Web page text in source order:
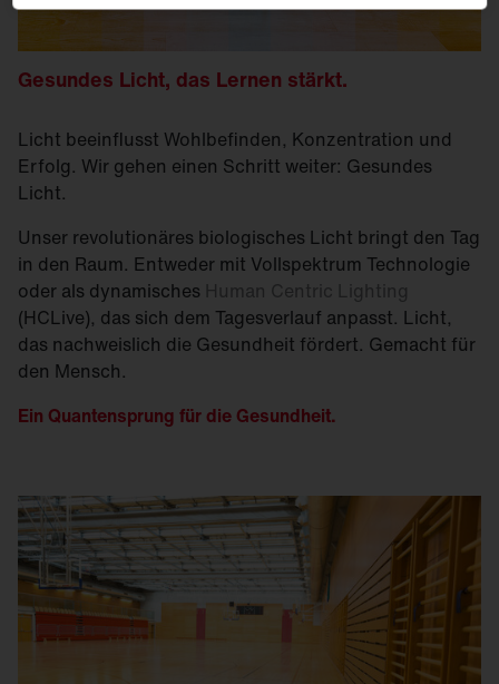
Gesundes Licht, das Lernen stärkt.
Licht beeinflusst Wohlbefinden, Konzentration und
Erfolg. Wir gehen einen Schritt weiter: Gesundes
Licht.
Unser revolutionäres biologisches Licht bringt den Tag
in den Raum. Entweder mit Vollspektrum Technologie
oder als dynamisches Human Centric Lighting
(HCLive), das sich dem Tagesverlauf anpasst. Licht,
das nachweislich die Gesundheit fördert. Gemacht für
den Mensch.
Ein Quantensprung für die Gesundheit.